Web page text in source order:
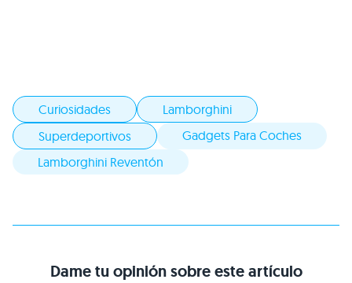
Curiosidades
Lamborghini
Superdeportivos
Gadgets Para Coches
Lamborghini Reventón
Dame tu opinión sobre este artículo